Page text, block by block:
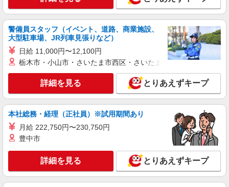
都庁第一本庁舎32階）
キープ 詳細を見る
アルバイト パート
コンパスグループ・ジャパン株式会社 20418_p
NEW
時給1,300円以上 試用期間中 時給1,300円以上
(試用期間2ヶ月) 残業が発生した場合、残業代を1
分単位で別途支給します。
新宿ルミネ2店キャフェ （東京都新宿区新宿
3-38-2 新宿ルミネ2 3階）
詳細を見る
パート
コンパスグループ・ジャパン株式会社 20464_p
NEW
調理員【アルバイト・パート】
警備員スタッフ（イベント、道路、商業施設、
大型駐車場、JR列車見張りなど）
日給 11,000円〜12,100円
栃木市・小山市・さいたま市西区・さいたま市岩槻区・久喜市・
詳細を見る とりあえずキープ
本社総務・経理（正社員）※試用期間あり
月給 222,750円〜230,750円
豊中市
詳細を見る とりあえずキープ